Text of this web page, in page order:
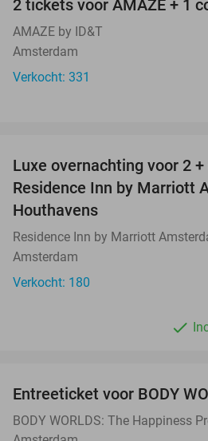
2 tickets voor AMAZE + 1
AMAZE by ID&T
Amsterdam
Verkocht: 331
Luxe overnachting voor 2
Residence Inn by Marriott
Houthavens
Residence Inn by Marriott
Amsterdam
Verkocht: 180
Entreeticket voor BODY
BODY WORLDS: The Happiness